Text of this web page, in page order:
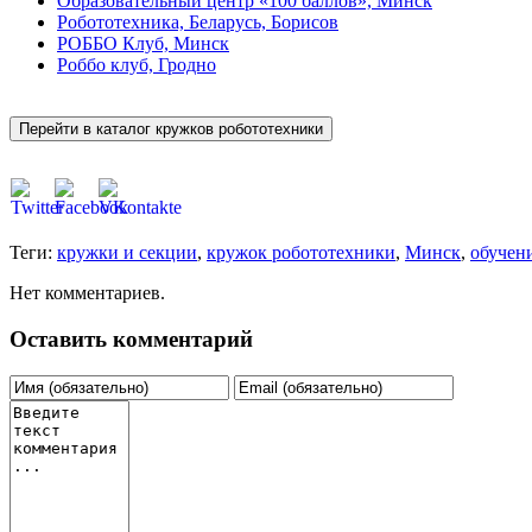
Робототехника, Беларусь, Борисов
РОББО Клуб, Минск
Роббо клуб, Гродно
Теги: кружки и секции, кружок робототехники, Минск,
Нет комментариев.
Оставить комментарий